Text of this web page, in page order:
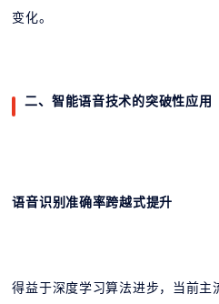
变化。
二、智能语音技术的突破性应用
语音识别准确率跨越式提升
得益于深度学习算法进步，当前